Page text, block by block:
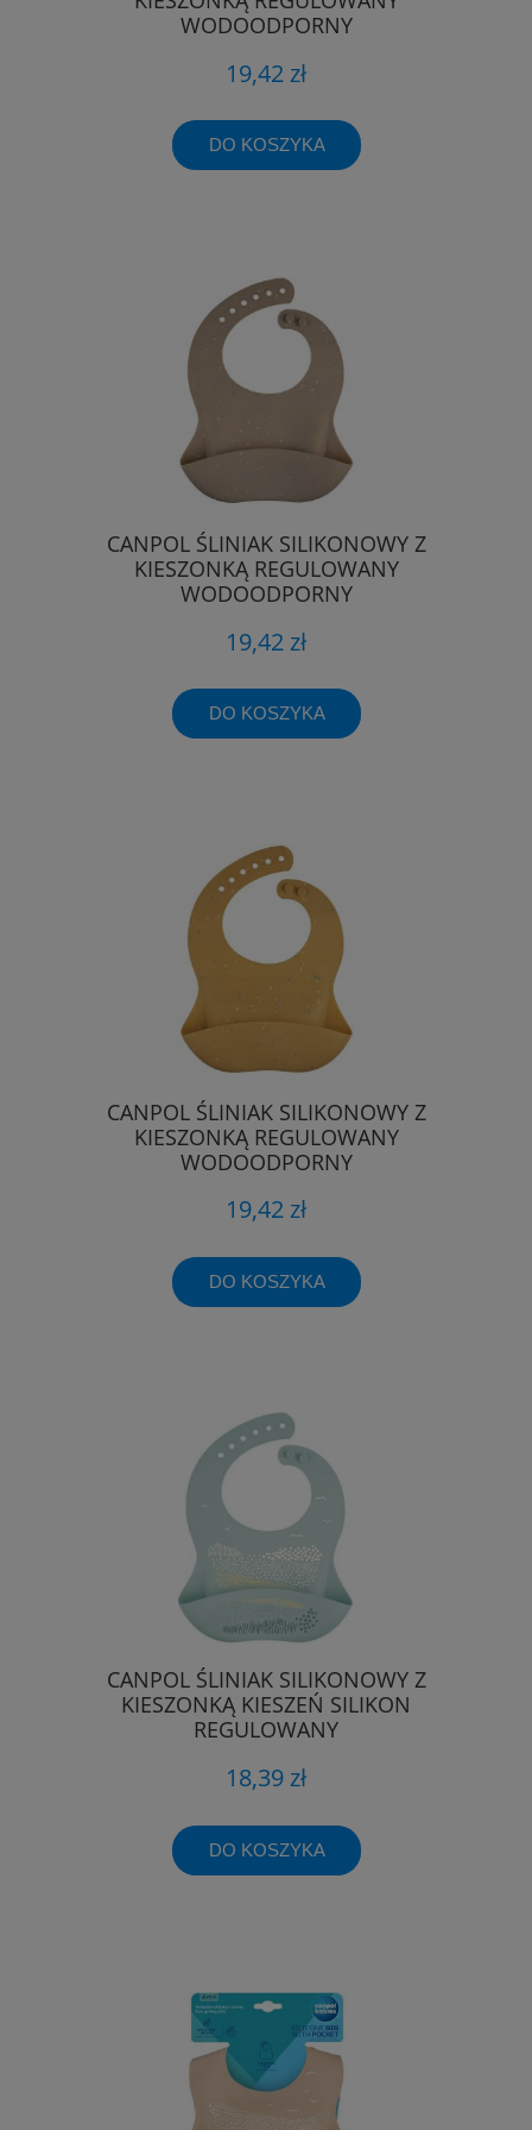
WODOODPORNY
19,42 zł
DO KOSZYKA
CANPOL ŚLINIAK SILIKONOWY Z
KIESZONKĄ REGULOWANY
WODOODPORNY
19,42 zł
DO KOSZYKA
CANPOL ŚLINIAK SILIKONOWY Z
KIESZONKĄ REGULOWANY
WODOODPORNY
19,42 zł
DO KOSZYKA
CANPOL ŚLINIAK SILIKONOWY Z
KIESZONKĄ KIESZEŃ SILIKON
REGULOWANY
18,39 zł
DO KOSZYKA